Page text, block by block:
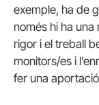
exemple, ha de
només hi ha
rigor i el treball
monitors/es i
fer una